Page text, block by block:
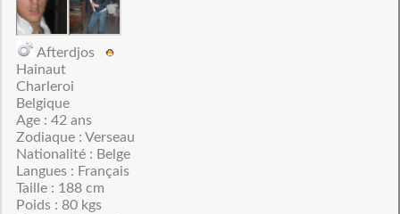
Afterdjos
Hainaut
Charleroi
Belgique
Age : 42 ans
Zodiaque : Verseau
Nationalité : Belge
Langues : Français
Taille : 188 cm
Poids : 80 kgs